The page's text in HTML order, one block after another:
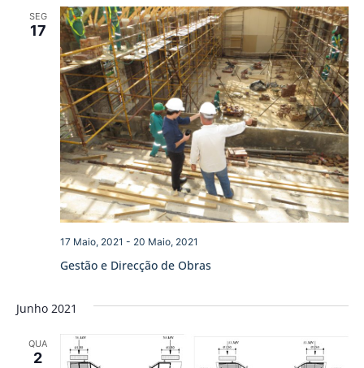
SEG
17
Gestão e Direcção de Obras
17 Maio, 2021 - 20 Maio, 2021
Junho 2021
QUA
2